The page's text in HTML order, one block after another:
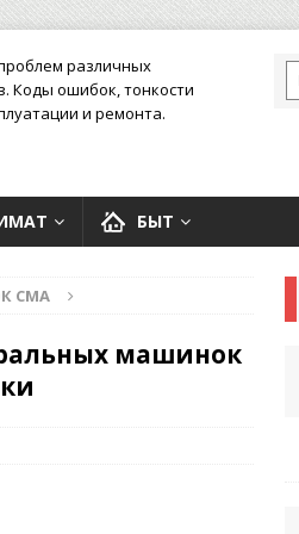
различных
Коды ошибок, тонкости
и ремонта.
БЫТ
СМА
машинок